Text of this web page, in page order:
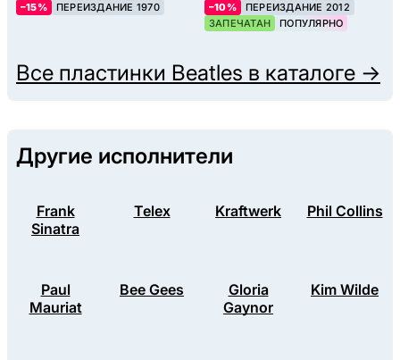
–15% ПЕРЕИЗДАНИЕ 1970 –10%
ПЕРЕИЗДАНИЕ 2012
ЗАПЕЧАТАН
ПОПУЛЯРНО
Все пластинки Beatles в каталоге →
Другие исполнители
Frank
Sinatra
Telex Kraftwerk Phil Collins
Paul
Mauriat
Bee Gees
Gloria
Gaynor
Kim Wilde